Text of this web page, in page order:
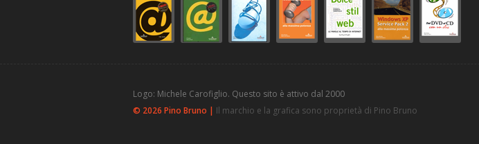
Logo: Michele Carofiglio. Questo sito è attivo dal 2000
© 2026 Pino Bruno | Il marchio e la grafica sono proprietà di Pino Bruno